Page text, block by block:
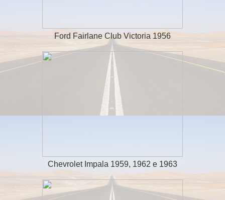
Ford Fairlane Club Victoria 1956
Chevrolet Impala 1959, 1962 e 1963